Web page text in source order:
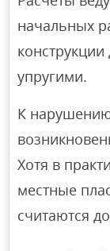
начальных
упругими.
К нарушению
Хотя в
местные
считаются